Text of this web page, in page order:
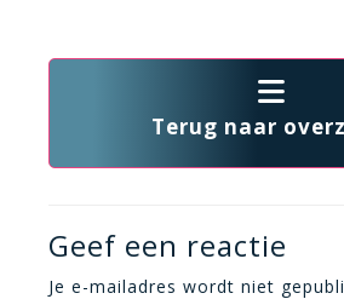
Terug naar
Geef een reactie
Je e-mailadres wordt niet